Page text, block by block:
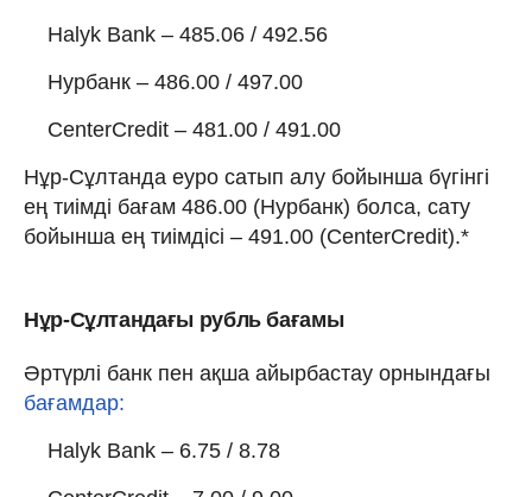
Halyk Bank – 485.06 / 492.56
Нурбанк – 486.00 / 497.00
CenterCredit – 481.00 / 491.00
Нұр-Сұлтанда еуро сатып алу бойынша бүгінгі
ең тиімді бағам 486.00 (Нурбанк) болса, сату
бойынша ең тиімдісі – 491.00 (CenterCredit).*
Нұр-Сұлтандағы рубль бағамы
Әртүрлі банк пен ақша айырбастау орнындағы
бағамдар:
Halyk Bank – 6.75 / 8.78